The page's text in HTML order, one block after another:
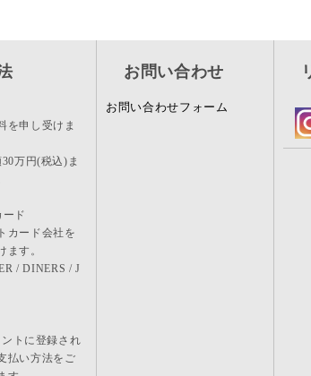
払いの場合、上限額30万円（税込）までとなります。
8日以降の返品・交換は応じかねますのでご了承くださ
返品される場合、商品代金より振込手数料を申し受け
保険料につきましては、当社にて負担いたします。
を申し受けま
万円(税込)ま
ド
カード会社を
ます。
/ DINERS / J
トに登録され
払い方法をご
お問い合わせ
お問い合わせフォーム